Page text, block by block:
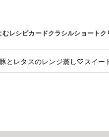
むレシピカードクラシルショートク
豚とレタスのレンジ蒸し♡スイー